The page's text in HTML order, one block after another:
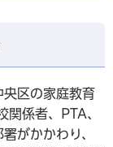
央区の家庭教育
係者、PTA、
がかかわり、